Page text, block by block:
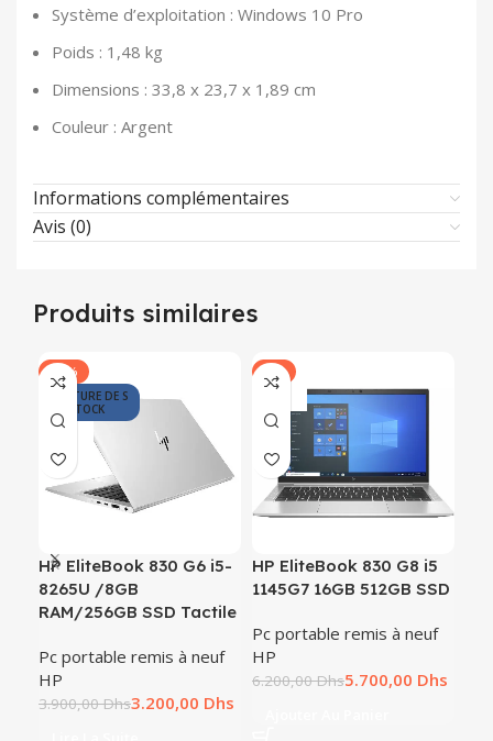
Système d’exploitation : Windows 10 Pro
Poids : 1,48 kg
Dimensions : 33,8 x 23,7 x 1,89 cm
Couleur : Argent
Informations complémentaires
Avis (0)
Produits similaires
-18%
RUPTURE DE S
TOCK
HP EliteBook 830 G6 i5-
8265U /8GB
RAM/256GB SSD Tactile
Pc portable remis à neuf
HP
3.900,00Dhs3.200,00 Dhs
-8%
HP EliteBook 830 G8 i5
1145G7 16GB 512GB SSD
Pc portable remis à neuf
HP
6.200,00Dhs5.700,00 Dhs